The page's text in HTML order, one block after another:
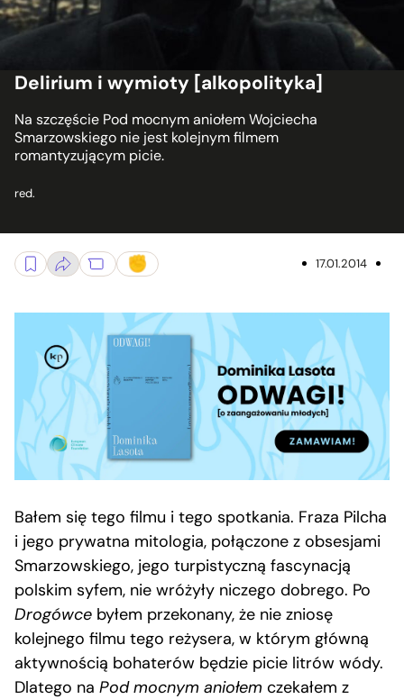
Delirium i wymioty [alkopolityka]
Na szczęście Pod mocnym aniołem Wojciecha
Smarzowskiego nie jest kolejnym filmem
romantyzującym picie.
red.
17.01.2014
Bałem się tego filmu i tego spotkania. Fraza Pilcha
i jego prywatna mitologia, połączone z obsesjami
Smarzowskiego, jego turpistyczną fascynacją
polskim syfem, nie wróżyły niczego dobrego. Po
Drogówce byłem przekonany, że nie zniosę
kolejnego filmu tego reżysera, w którym główną
aktywnością bohaterów będzie picie litrów wódy.
Dlatego na Pod mocnym aniołem czekałem z